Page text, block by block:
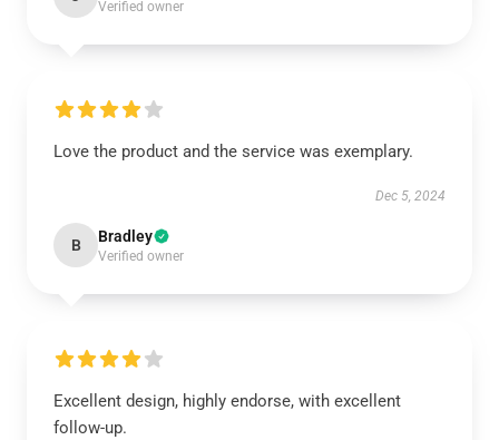
Verified owner
Love the product and the service was exemplary.
Dec 5, 2024
B Bradley
Verified owner
Excellent design, highly endorse, with excellent
follow-up.